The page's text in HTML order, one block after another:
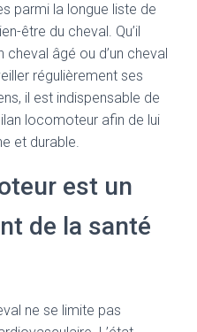
parmi la longue liste de
être du cheval. Qu’il
cheval âgé ou d’un cheval
régulièrement ses
il est indispensable de
locomoteur afin de lui
et durable.
est un
de la santé
ne se limite pas